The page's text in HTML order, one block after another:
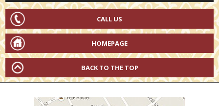
CALL US
HOMEPAGE
BACK TO THE TOP